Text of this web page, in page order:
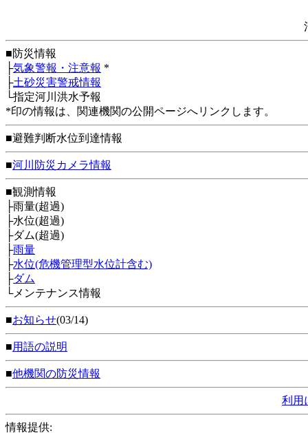
■防災情報
├気象警報・注意報 *
├土砂災害警戒情報
└指定河川洪水予報
*印の情報は、関連機関の公開ページへリンクします。
■避難判断水位到達情報
■河川防災カメラ情報
■観測情報
├雨量(超過)
├水位(超過)
├ダム(超過)
├雨量
├水位(危機管理型水位計含む)
├ダム
└メンテナンス情報
■お知らせ(03/14)
■用語の説明
■他機関の防災情報
利用
情報提供: